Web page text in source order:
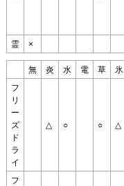
霊 ×
無 炎 水 電 草 氷
フ
リ
ー
ズ
ド
ラ
イ
△ ○ ○ △
フ